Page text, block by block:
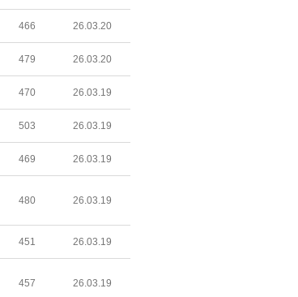
466 26.03.20
479 26.03.20
470 26.03.19
503 26.03.19
469 26.03.19
480 26.03.19
451 26.03.19
457 26.03.19